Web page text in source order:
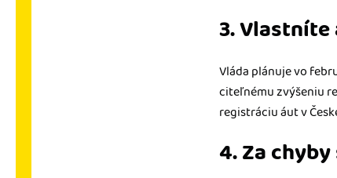
3.
Vláda plánuje vo
citeľnému zvýšeniu
registráciu áut v
4. Za